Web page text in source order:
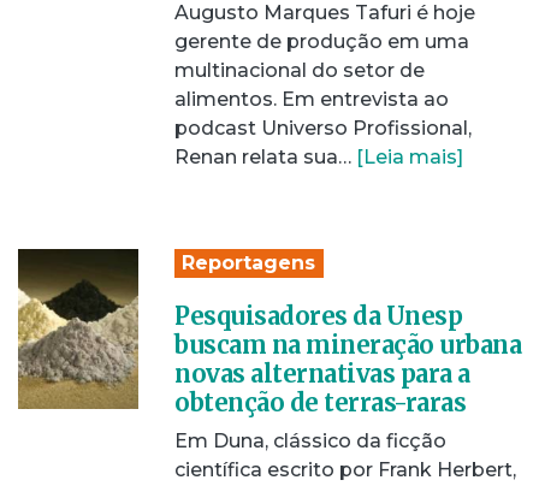
Augusto Marques Tafuri é hoje
gerente de produção em uma
multinacional do setor de
alimentos. Em entrevista ao
podcast Universo Profissional,
Renan relata sua… [Leia mais]
Reportagens
Pesquisadores da Unesp
buscam na mineração urbana
novas alternativas para a
obtenção de terras-raras
Em Duna, clássico da ficção
científica escrito por Frank Herbert,